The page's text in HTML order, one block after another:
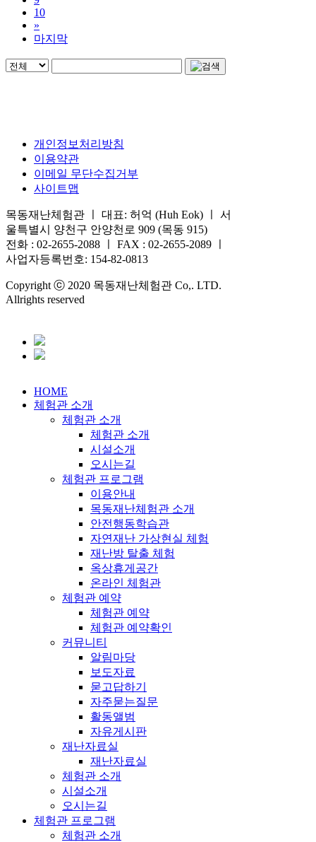
10
»
마지막
개인정보처리방침
이용약관
이메일 무단수집거부
사이트맵
목동재난체험관 ㅣ 대표: 허억 (Huh Eok) ㅣ 서
울특별시 양천구 안양천로 909 (목동 915)
전화 : 02-2655-2088 ㅣ FAX : 02-2655-2089 ㅣ
사업자등록번호: 154-82-0813
Copyright ⓒ 2020 목동재난체험관 Co,. LTD.
Allrights reserved
HOME
체험관 소개
체험관 소개
체험관 소개
시설소개
오시는길
체험관 프로그램
이용안내
목동재난체험관 소개
안전행동학습관
자연재난 가상현실 체험
재난방 탈출 체험
옥상휴게공간
온라인 체험관
체험관 예약
체험관 예약
체험관 예약확인
커뮤니티
알림마당
보도자료
묻고답하기
자주묻는질문
활동앨범
자유게시판
재난자료실
재난자료실
체험관 소개
시설소개
오시는길
체험관 프로그램
체험관 소개